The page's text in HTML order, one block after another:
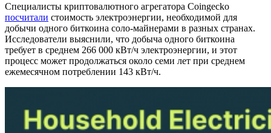
Специалисты криптовалютного агрегатора Coingecko
посчитали стоимость электроэнергии, необходимой для
добычи одного биткоина соло-майнерами в разных странах.
Исследователи выяснили, что добыча одного биткоина
требует в среднем 266 000 кВт/ч электроэнергии, и этот
процесс может продолжаться около семи лет при среднем
ежемесячном потреблении 143 кВт/ч.